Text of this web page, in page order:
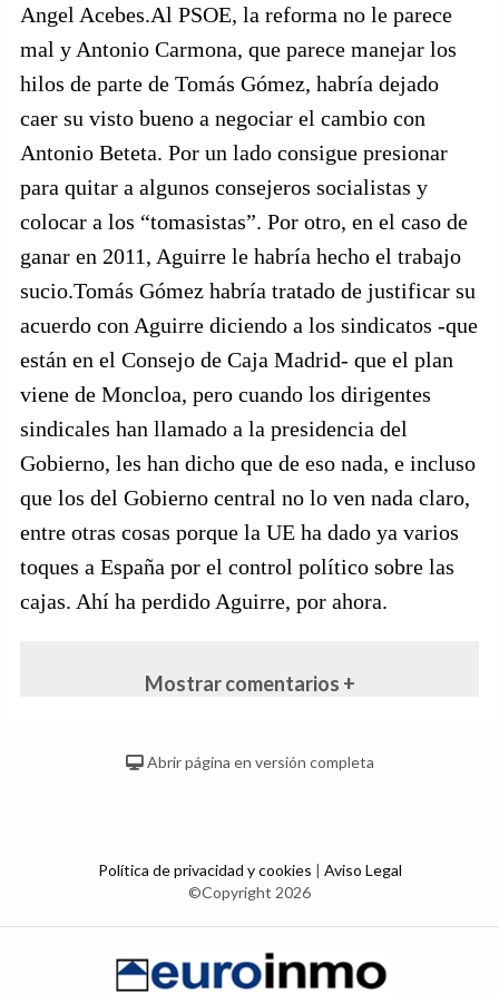
Angel Acebes.Al PSOE, la reforma no le parece
mal y Antonio Carmona, que parece manejar los
hilos de parte de Tomás Gómez, habría dejado
caer su visto bueno a negociar el cambio con
Antonio Beteta. Por un lado consigue presionar
para quitar a algunos consejeros socialistas y
colocar a los “tomasistas”. Por otro, en el caso de
ganar en 2011, Aguirre le habría hecho el trabajo
sucio.Tomás Gómez habría tratado de justificar su
acuerdo con Aguirre diciendo a los sindicatos -que
están en el Consejo de Caja Madrid- que el plan
viene de Moncloa, pero cuando los dirigentes
sindicales han llamado a la presidencia del
Gobierno, les han dicho que de eso nada, e incluso
que los del Gobierno central no lo ven nada claro,
entre otras cosas porque la UE ha dado ya varios
toques a España por el control político sobre las
cajas. Ahí ha perdido Aguirre, por ahora.
Mostrar comentarios +
Abrir página en versión completa
Política de privacidad y cookies | Aviso Legal
©Copyright 2026